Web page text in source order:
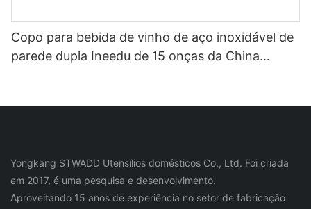
Copo para bebida de vinho de aço inoxidável de
parede dupla Ineedu de 15 onças da China
Yongkang STWADD Utensílios domésticos Co., Ltd. Foi criada
em 2017, é uma pesquisa e desenvolvimento.
Aproveitando 15 anos de experiência no setor de fabricação